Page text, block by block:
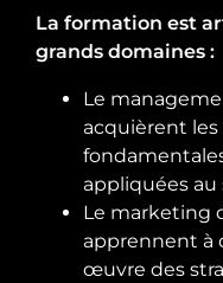
La formation est
grands domaines :
Le
acquièrent les
appliquées
Le marketing
apprennent à
œuvre des